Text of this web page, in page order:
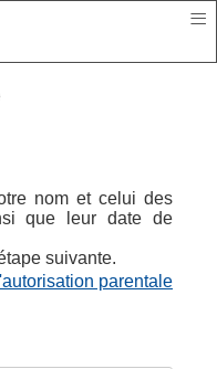
≡
nom et celui des
que leur date de
suivante.
'autorisation parentale